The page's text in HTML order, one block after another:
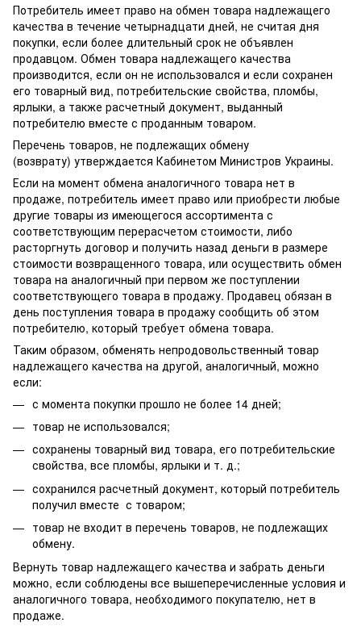
Потребитель имеет право на обмен товара надлежащего
качества в течение четырнадцати дней, не считая дня
покупки, если более длительный срок не объявлен
продавцом. Обмен товара надлежащего качества
производится, если он не использовался и если сохранен
его товарный вид, потребительские свойства, пломбы,
ярлыки, а также расчетный документ, выданный
потребителю вместе с проданным товаром.
Перечень товаров, не подлежащих обмену
(возврату) утверждается Кабинетом Министров Украины.
Если на момент обмена аналогичного товара нет в
продаже, потребитель имеет право или приобрести любые
другие товары из имеющегося ассортимента с
соответствующим перерасчетом стоимости, либо
расторгнуть договор и получить назад деньги в размере
стоимости возвращенного товара, или осуществить обмен
товара на аналогичный при первом же поступлении
соответствующего товара в продажу. Продавец обязан в
день поступления товара в продажу сообщить об этом
потребителю, который требует обмена товара.
Таким образом, обменять непродовольственный товар
надлежащего качества на другой, аналогичный, можно
если:
с момента покупки прошло не более 14 дней;
товар не использовался;
сохранены товарный вид товара, его потребительские
свойства, все пломбы, ярлыки и т. д.;
сохранился расчетный документ, который потребитель
получил вместе с товаром;
товар не входит в перечень товаров, не подлежащих
обмену.
Вернуть товар надлежащего качества и забрать деньги
можно, если соблюдены все вышеперечисленные условия и
аналогичного товара, необходимого покупателю, нет в
продаже.